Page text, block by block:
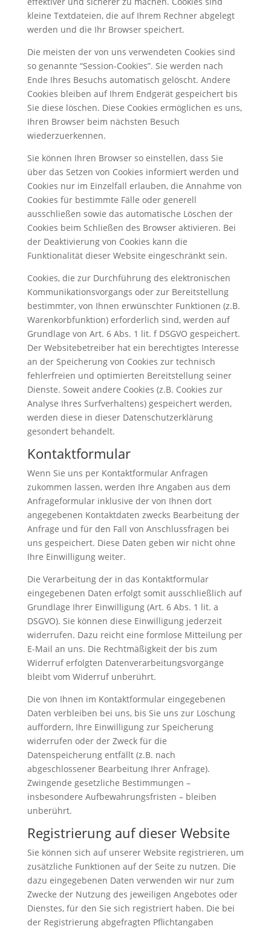
kleine Textdateien, die auf Ihrem Rechner abgelegt
werden und die Ihr Browser speichert.
Die meisten der von uns verwendeten Cookies sind
so genannte “Session-Cookies”. Sie werden nach
Ende Ihres Besuchs automatisch gelöscht. Andere
Cookies bleiben auf Ihrem Endgerät gespeichert bis
Sie diese löschen. Diese Cookies ermöglichen es uns,
Ihren Browser beim nächsten Besuch
wiederzuerkennen.
Sie können Ihren Browser so einstellen, dass Sie
über das Setzen von Cookies informiert werden und
Cookies nur im Einzelfall erlauben, die Annahme von
Cookies für bestimmte Fälle oder generell
ausschließen sowie das automatische Löschen der
Cookies beim Schließen des Browser aktivieren. Bei
der Deaktivierung von Cookies kann die
Funktionalität dieser Website eingeschränkt sein.
Cookies, die zur Durchführung des elektronischen
Kommunikationsvorgangs oder zur Bereitstellung
bestimmter, von Ihnen erwünschter Funktionen (z.B.
Warenkorbfunktion) erforderlich sind, werden auf
Grundlage von Art. 6 Abs. 1 lit. f DSGVO gespeichert.
Der Websitebetreiber hat ein berechtigtes Interesse
an der Speicherung von Cookies zur technisch
fehlerfreien und optimierten Bereitstellung seiner
Dienste. Soweit andere Cookies (z.B. Cookies zur
Analyse Ihres Surfverhaltens) gespeichert werden,
werden diese in dieser Datenschutzerklärung
gesondert behandelt.
Kontaktformular
Wenn Sie uns per Kontaktformular Anfragen
zukommen lassen, werden Ihre Angaben aus dem
Anfrageformular inklusive der von Ihnen dort
angegebenen Kontaktdaten zwecks Bearbeitung der
Anfrage und für den Fall von Anschlussfragen bei
uns gespeichert. Diese Daten geben wir nicht ohne
Ihre Einwilligung weiter.
Die Verarbeitung der in das Kontaktformular
eingegebenen Daten erfolgt somit ausschließlich auf
Grundlage Ihrer Einwilligung (Art. 6 Abs. 1 lit. a
DSGVO). Sie können diese Einwilligung jederzeit
widerrufen. Dazu reicht eine formlose Mitteilung per
E-Mail an uns. Die Rechtmäßigkeit der bis zum
Widerruf erfolgten Datenverarbeitungsvorgänge
bleibt vom Widerruf unberührt.
Die von Ihnen im Kontaktformular eingegebenen
Daten verbleiben bei uns, bis Sie uns zur Löschung
auffordern, Ihre Einwilligung zur Speicherung
widerrufen oder der Zweck für die
Datenspeicherung entfällt (z.B. nach
abgeschlossener Bearbeitung Ihrer Anfrage).
Zwingende gesetzliche Bestimmungen –
insbesondere Aufbewahrungsfristen – bleiben
unberührt.
Registrierung auf dieser Website
Sie können sich auf unserer Website registrieren, um
zusätzliche Funktionen auf der Seite zu nutzen. Die
dazu eingegebenen Daten verwenden wir nur zum
Zwecke der Nutzung des jeweiligen Angebotes oder
Dienstes, für den Sie sich registriert haben. Die bei
der Registrierung abgefragten Pflichtangaben